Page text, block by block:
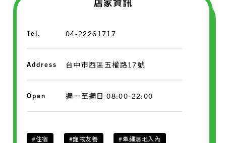
Tel. 04-22261717
Address 台中市西區五權路17號
Open 週一至週日 08:00-22:00
#住宿 #寵物友善 #牽繩落地入內